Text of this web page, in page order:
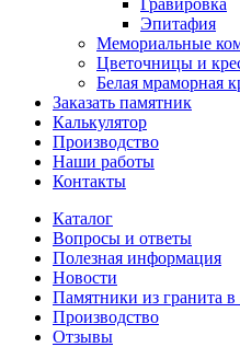
Гравировка
Эпитафия
Мемориальные
Цветочницы и
Белая мраморная
Заказать памятник
Калькулятор
Производство
Наши работы
Контакты
Каталог
Вопросы и ответы
Полезная информация
Новости
Памятники из гранита в
Производство
Отзывы